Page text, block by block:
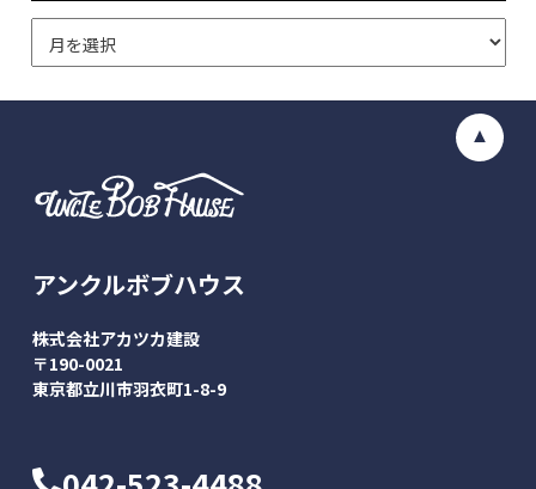
アンクルボブハウス
株式会社アカツカ建設
〒190-0021
東京都立川市羽衣町1-8-9